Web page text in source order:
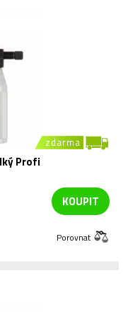
zdarma
Profi
KOUPIT
Porovnat